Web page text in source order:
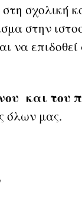
σχολική
στην
να
και του
όλων μας.